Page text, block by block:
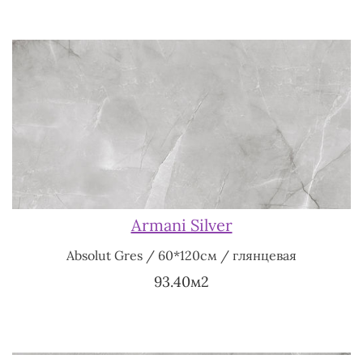
Armani Silver
Absolut Gres / 60*120см / глянцевая
93.40м2